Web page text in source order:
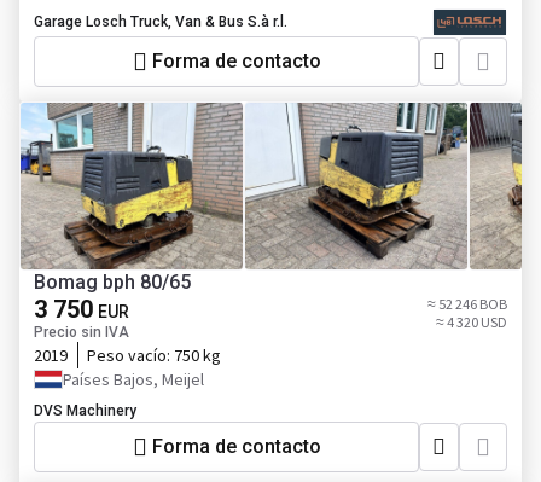
Garage Losch Truck, Van & Bus S.à r.l.
Forma de contacto
Bomag bph 80/65
3 750 EUR
Precio sin IVA
≈ 52 246 BOB
≈ 4 320 USD
2019 Peso vacío: 750 kg
Países Bajos, Meijel
DVS Machinery
Forma de contacto